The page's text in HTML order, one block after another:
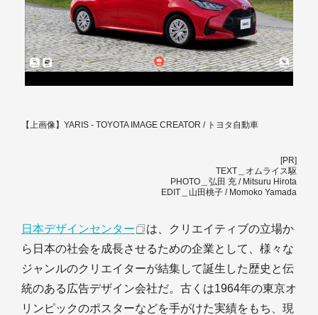
【上画像】YARIS - TOYOTA IMAGE CREATOR / トヨタ自動車
[PR]
TEXT＿オムライス駆
PHOTO＿弘田 充 / Mitsuru Hirota
EDIT＿山田桃子 / Momoko Yamada
日本デザインセンター
は、クリエイティブの立場か
ら日本の社会を成長させるための企業として、様々な
ジャンルのクリエイターが結集して誕生した歴史と伝
統のある広告デザイン会社だ。古くは1964年の東京オ
リンピックのポスターなどを手がけた実績をもち、現